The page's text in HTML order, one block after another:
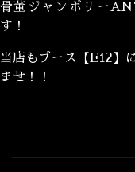
骨董ジャンボリー
す！
当店もブース【E12】
ませ！！